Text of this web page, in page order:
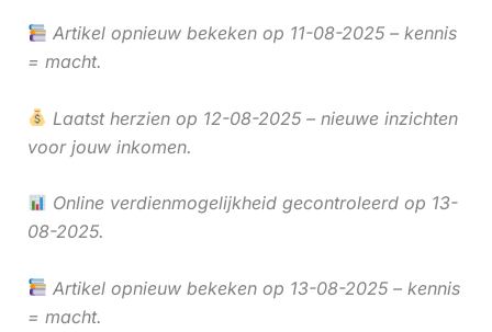
Artikel opnieuw bekeken op 11-08-2025 – kennis
= macht.
Laatst herzien op 12-08-2025 – nieuwe inzichten
voor jouw inkomen.
Online verdienmogelijkheid gecontroleerd op 13-
08-2025.
Artikel opnieuw bekeken op 13-08-2025 – kennis
= macht.